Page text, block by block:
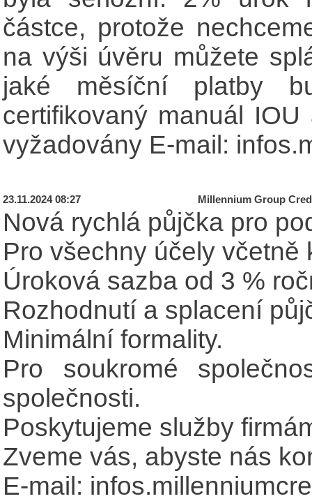
částce, protože
na výši úvěru můžete
jaké měsíční platby
certifikovaný manuál
vyžadovány E-mail:
23.11.2024 08:27 Millennium Group
Nová rychlá půjčka pro
Pro všechny účely včetně
Úroková sazba od 3 %
Rozhodnutí a splacení
Minimální formality.
Pro soukromé
společnosti.
Poskytujeme služby
Zveme vás, abyste nás
E-mail: